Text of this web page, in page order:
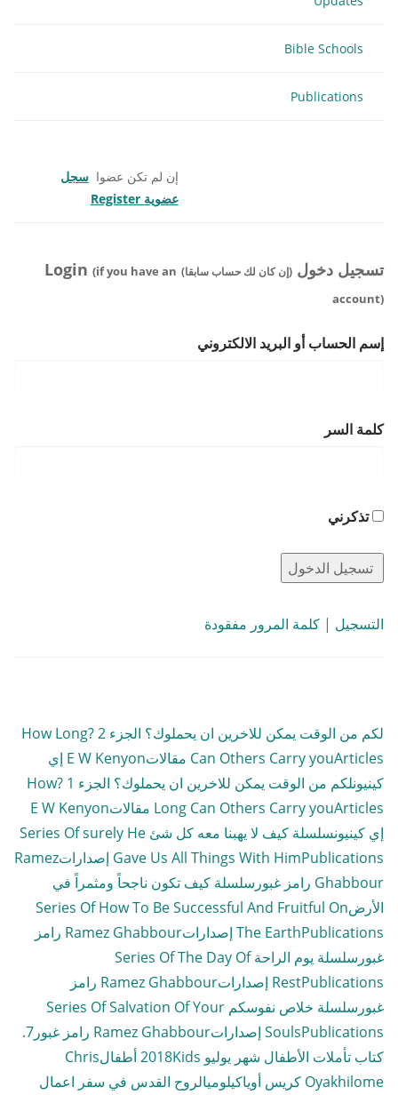
Bible Schools
Publications
إن لم تكن عضواسجل
عضوية Register
تسجيل دخول (إن كان لك حساب سابقا) (if you have an
account)
إسم الحساب أو البريد الالكتروني
كلمة السر
تذكرني
التسجيل | كلمة المرور مفقودة
لكم من الوقت يمكن للاخرين ان يحملوك؟ الجزء 2 ?How Long
Can Others Carry youArticles مقالات
E W Kenyon إي
كينيون
لكم من الوقت يمكن للاخرين ان يحملوك؟ الجزء 1 ?How
Long Can Others Carry youArticles مقالات
E W Kenyon
إي كينيون
سلسلة كيف لا يهبنا معه كل شئ Series Of surely He
Gave Us All Things With HimPublications إصدارات
Ramez
Ghabbour رامز غبور
سلسلة كيف تكون ناجحاً ومثمراً في
الأرضSeries Of How To Be Successful And Fruitful On
The EarthPublications إصدارات
Ramez Ghabbour رامز
غبور
سلسلة يوم الراحة Series Of The Day Of
RestPublications إصدارات
Ramez Ghabbour رامز
غبور
سلسلة خلاص نفوسكم Series Of Salvation Of Your
SoulsPublications إصدارات Ramez Ghabbour رامز غبور
7.
كتاب تأملات الأطفال شهر يوليو 2018 Kids أطفال
Chris
Oyakhilome كريس أوياكيلومي
الروح القدس في سفر اعمال